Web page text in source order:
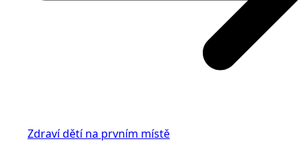
Zdraví dětí na prvním místě